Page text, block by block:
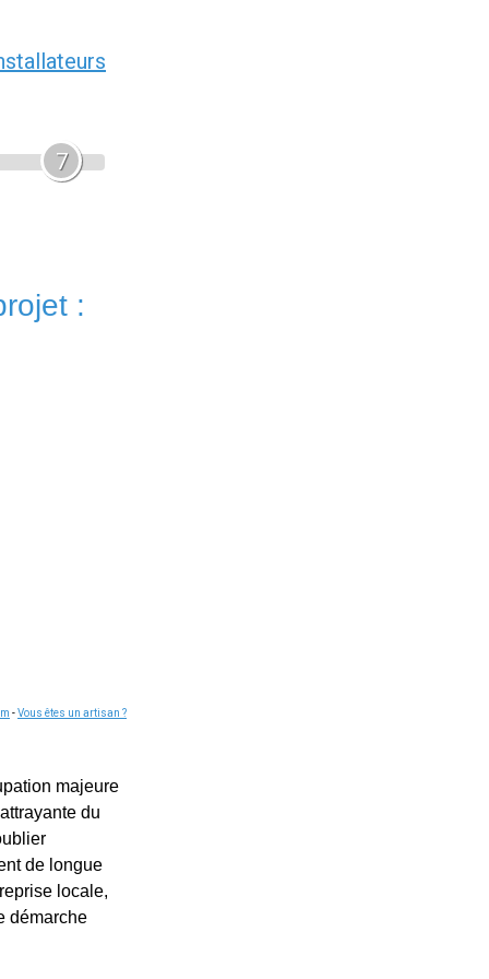
7
:
-Vous êtes un artisan ?
majeure
du
de longue
locale,
démarche